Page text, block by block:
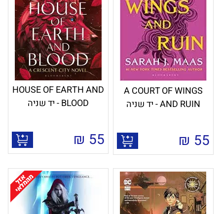
A COURT OF WINGS
AND RUIN - יד שניה
55
₪
HOUSE OF EARTH AND
BLOOD - יד שניה
55
₪